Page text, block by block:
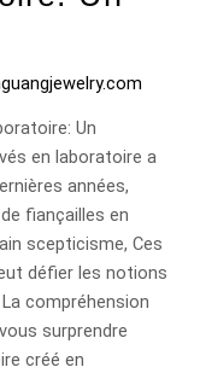
Un
en laboratoire a
années,
fiançailles en
scepticisme, Ces
défier les notions
compréhension
surprendre
créé en